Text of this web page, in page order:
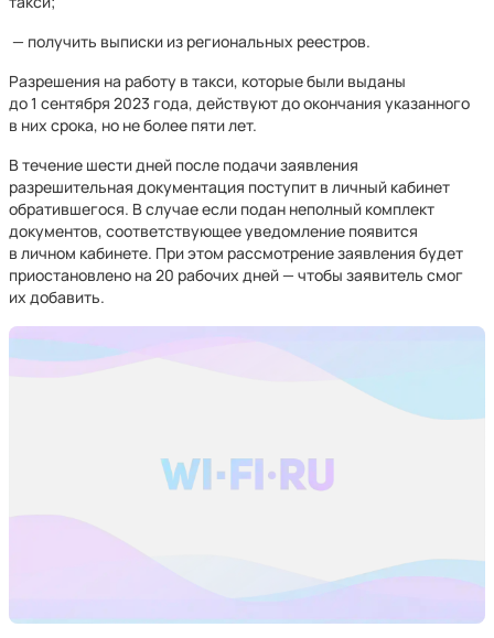
— получить выписки из региональных реестров.
Разрешения на работу в такси, которые были выданы
до 1 сентября 2023 года, действуют до окончания указанного
в них срока, но не более пяти лет.
В течение шести дней после подачи заявления
разрешительная документация поступит в личный кабинет
обратившегося. В случае если подан неполный комплект
документов, соответствующее уведомление появится
в личном кабинете. При этом рассмотрение заявления будет
приостановлено на 20 рабочих дней — чтобы заявитель смог
их добавить.